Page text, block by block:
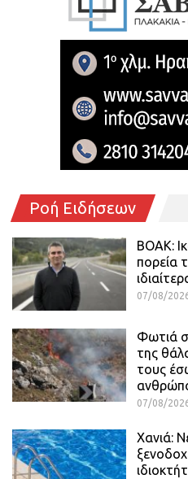
Ροή Ειδήσεων
ΒΟΑΚ:
πορεία
07/08/
Φωτιά
της
τους
07/08/
Χανιά: